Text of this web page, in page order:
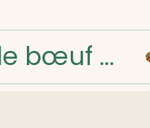
Tournedos de bœuf sauce échalote : la recette classique à ne pas manquer